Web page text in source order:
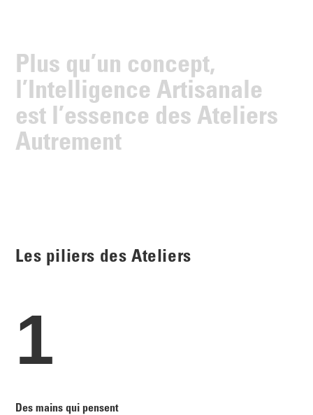
Plus qu’un concept,
l’Intelligence Artisanale
est l’essence des Ateliers
Autrement
Les piliers des Ateliers
1
Des mains qui pensent